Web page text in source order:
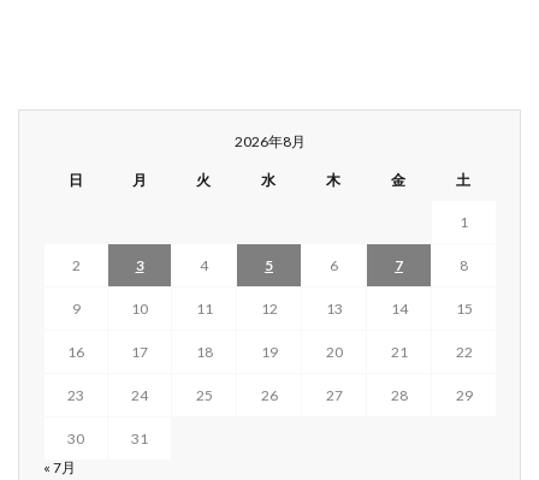
2026年8月
日 月 火 水 木 金 土
1
2 3 4 5 6 7 8
9 10 11 12 13 14 15
16 17 18 19 20 21 22
23 24 25 26 27 28 29
30
31
« 7月